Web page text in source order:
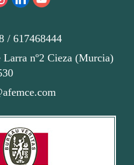
/ 617468444
nº2 Cieza (Murcia)